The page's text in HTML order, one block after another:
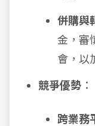
併購與
金，審
會，以
競爭優勢 ：
跨業務